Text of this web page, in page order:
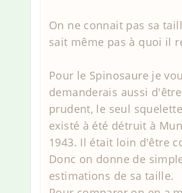
On ne connait pas sa
sait même pas à quoi il
Pour le Spinosaure je
demanderais aussi
prudent, le seul
existé à été détruit à
1943. Il était loin d'être
Donc on donne de
estimations de sa taille.